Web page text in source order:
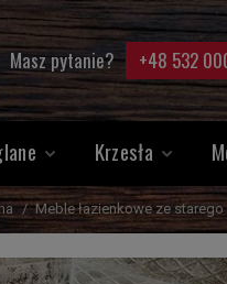
Masz pytanie? +48 532
Krzesła
Meble łazienkowe ze